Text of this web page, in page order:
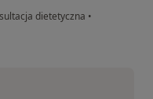
dietetyczna •